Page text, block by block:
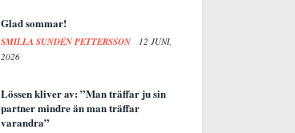
Glad sommar!
SMILLA SUNDÉN PETTERSSON
12 JUNI,
2026
Lössen kliver av: ”Man träffar ju sin
partner mindre än man träffar
varandra”